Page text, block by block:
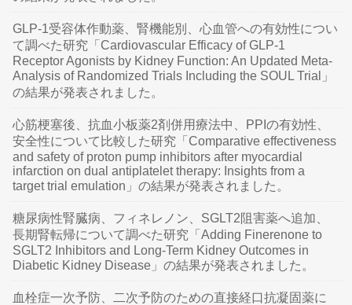
GLP-1受容体作動薬、腎機能別、心血管への有効性につい
て調べた研究「Cardiovascular Efficacy of GLP-1
Receptor Agonists by Kidney Function: An Updated Meta-
Analysis of Randomized Trials Including the SOUL Trial」
の結果が発表されました。
心筋梗塞後、抗血小板薬2剤併用療法中、PPIの有効性、
安全性について比較した研究「Comparative effectiveness
and safety of proton pump inhibitors after myocardial
infarction on dual antiplatelet therapy: Insights from a
target trial emulation」の結果が発表されました。
糖尿病性腎臓病、フィネレノン、SGLT2阻害薬へ追加、
長期腎転帰について調べた研究「Adding Finerenone to
SGLT2 Inhibitors and Long-Term Kidney Outcomes in
Diabetic Kidney Disease」の結果が発表されました。
血栓症一次予防、二次予防のための直接経口抗凝固薬に